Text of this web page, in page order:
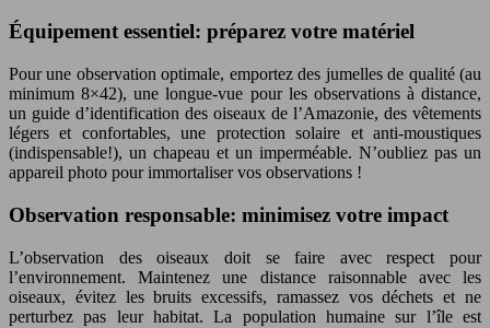
Équipement essentiel: préparez votre matériel
Pour une observation optimale, emportez des jumelles de qualité (au
minimum 8×42), une longue-vue pour les observations à distance,
un guide d’identification des oiseaux de l’Amazonie, des vêtements
légers et confortables, une protection solaire et anti-moustiques
(indispensable!), un chapeau et un imperméable. N’oubliez pas un
appareil photo pour immortaliser vos observations !
Observation responsable: minimisez votre impact
L’observation des oiseaux doit se faire avec respect pour
l’environnement. Maintenez une distance raisonnable avec les
oiseaux, évitez les bruits excessifs, ramassez vos déchets et ne
perturbez pas leur habitat. La population humaine sur l’île est